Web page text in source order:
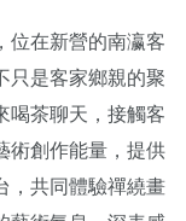
位在新營的南瀛客
只是客家鄉親的聚
喝茶聊天，接觸客
術創作能量，提供
，共同體驗禪繞畫